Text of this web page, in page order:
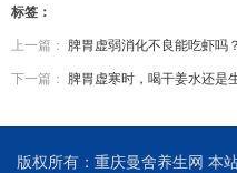
标签：
上一篇： 脾胃虚弱消化不良能吃虾吗
下一篇： 脾胃虚寒时，喝干姜水还是
版权所有：重庆曼舍养生网 本